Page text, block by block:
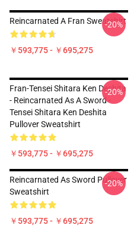
Reincarnated A Fran Sweatshirt
￥593,775 - ￥695,275
-20%
Fran-Tensei Shitara Ken Deshita
- Reincarnated As A Sword -
Tensei Shitara Ken Deshita
Pullover Sweatshirt
￥593,775 - ￥695,275
-20%
Reincarnated As Sword Pullover
Sweatshirt
￥593,775 - ￥695,275
-20%